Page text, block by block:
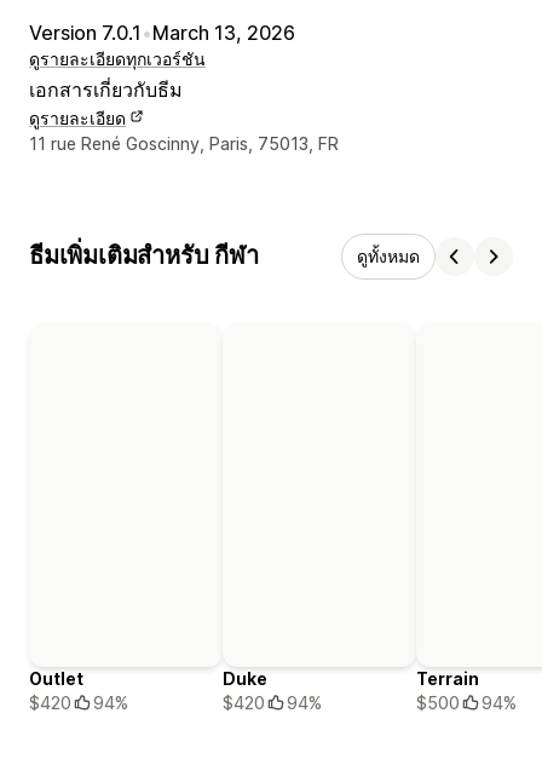
Version 7.0.1 •March 13, 2026
ดูรายละเอียดทุกเวอร์ชัน
เอกสารเกี่ยวกับธีม
ดูรายละเอียด
รายละเอียดการติดต่อผู้ออกแบบ
11 rue René Goscinny, Paris, 75013, FR
ธีมเพิ่มเติมสำหรับ กีฬา ดูทั้งหมด
Outlet
$420
94%
Duke
$420
94%
Terrain
$500
94%